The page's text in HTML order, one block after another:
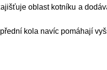
oblast kotníku a
kola navíc pomáhají